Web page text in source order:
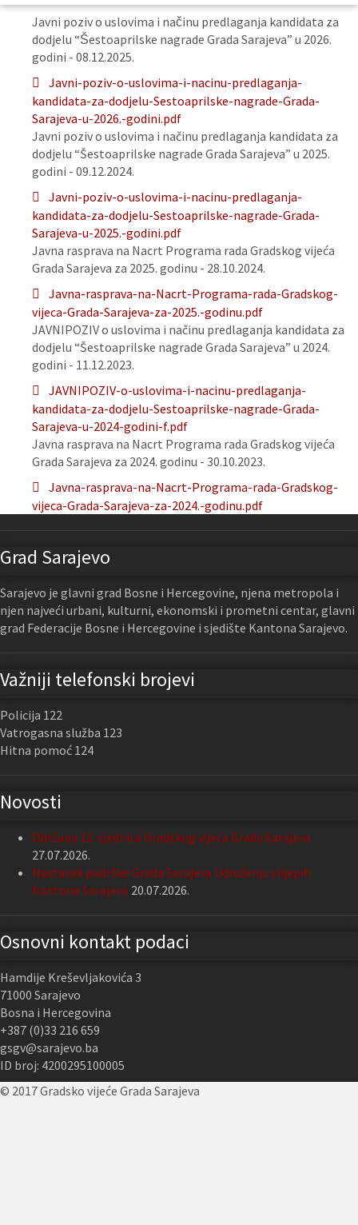
Javni poziv o uslovima i načinu predlaganja kandidata za
dodjelu “Šestoaprilske nagrade Grada Sarajeva” u 2026.
godini - 08.12.2025.
Javni-poziv-o-uslovima-i-nacinu-predlaganja-
kandidata-za-dodjelu-Sestoaprilske-nagrade-Grada-
Sarajeva-u-2026.-godini.pdf
Javni poziv o uslovima i načinu predlaganja kandidata za
dodjelu “Šestoaprilske nagrade Grada Sarajeva” u 2025.
godini - 09.12.2024.
Javni-poziv-o-uslovima-i-nacinu-predlaganja-
kandidata-za-dodjelu-Sestoaprilske-nagrade-Grada-
Sarajeva-u-2025.-godini.pdf
Javna rasprava na Nacrt Programa rada Gradskog vijeća
Grada Sarajeva za 2025. godinu - 28.10.2024.
Javna-rasprava-na-Nacrt-Programa-rada-Gradskog-
vijeca-Grada-Sarajeva-za-2025.-godinu.pdf
JAVNIPOZIV o uslovima i načinu predlaganja kandidata za
dodjelu “Šestoaprilske nagrade Grada Sarajeva” u 2024.
godini - 11.12.2023.
JAVNIPOZIV-o-uslovima-i-nacinu-predlaganja-
kandidata-za-dodjelu-Sestoaprilske-nagrade-Grada-
Sarajeva-u-2024-godini-f.pdf
Javna rasprava na Nacrt Programa rada Gradskog vijeća
Grada Sarajeva za 2024. godinu - 30.10.2023.
Javna-rasprava-na-Nacrt-Programa-rada-Gradskog-
vijeca-Grada-Sarajeva-za-2024.-godinu.pdf
Grad Sarajevo
Sarajevo je glavni grad Bosne i Hercegovine, njena metropola i
njen najveći urbani, kulturni, ekonomski i prometni centar, glavni
grad Federacije Bosne i Hercegovine i sjedište Kantona Sarajevo.
Važniji telefonski brojevi
Policija 122
Vatrogasna služba 123
Hitna pomoć 124
Novosti
Održana 13. sjednica Gradskog vijeća Grada Sarajeva
27.07.2026.
Nastavak podrške Grada Sarajeva Udruženju slijepih
Kantona Sarajevo 20.07.2026.
Osnovni kontakt podaci
Hamdije Kreševljakovića 3
71000 Sarajevo
Bosna i Hercegovina
+387 (0)33 216 659
gsgv@sarajevo.ba
ID broj: 4200295100005
© 2017 Gradsko vijeće Grada Sarajeva